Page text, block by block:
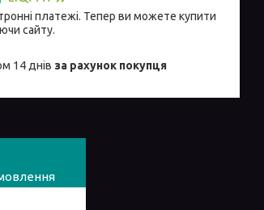
платежі. Тепер ви можете купити
сайту.
14 днів за рахунок покупця